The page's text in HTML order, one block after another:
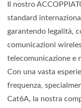
Il nostro
standard
garantendo legalità,
comunicazioni
telecomunicazione e
Con una vasta
frequenza,
Cat6A, la nostra